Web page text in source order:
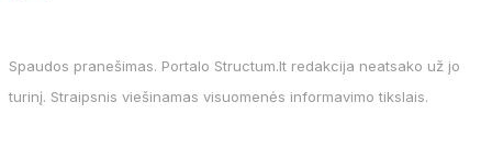
Spaudos pranešimas. Portalo Structum.lt redakcija neatsako už jo
turinį. Straipsnis viešinamas visuomenės informavimo tikslais.